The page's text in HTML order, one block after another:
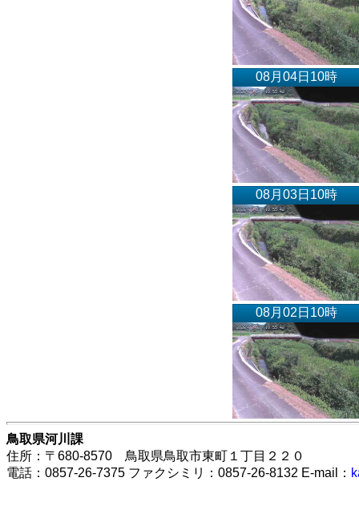
08月04日10時
08月03日10時
08月02日10時
鳥取県河川課
住所：〒680-8570 鳥取県鳥取市東町１丁目２２０
電話：0857-26-7375 ファクシミリ：0857-26-8132 E-mail：